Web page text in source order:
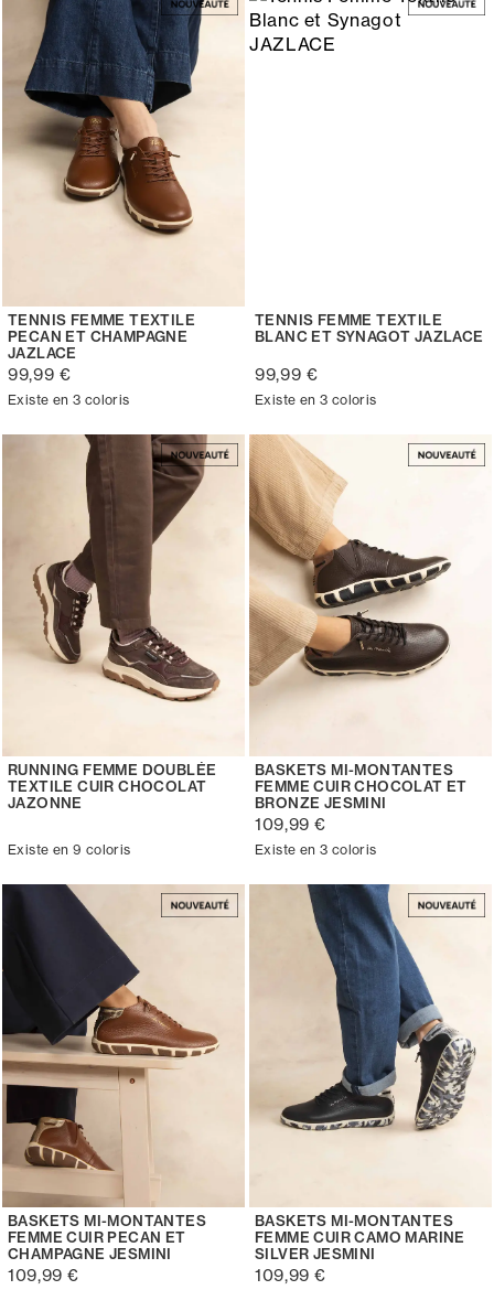
TENNIS FEMME TEXTILE
PECAN ET CHAMPAGNE
JAZLACE
99,99 €
Existe en 3 coloris
TENNIS FEMME TEXTILE
BLANC ET SYNAGOT JAZLACE
99,99 €
Existe en 3 coloris
RUNNING FEMME DOUBLÉE
TEXTILE CUIR CHOCOLAT
JAZONNE
Existe en 9 coloris
BASKETS MI-MONTANTES
FEMME CUIR CHOCOLAT ET
BRONZE JESMINI
109,99 €
Existe en 3 coloris
BASKETS MI-MONTANTES
FEMME CUIR PECAN ET
CHAMPAGNE JESMINI
109,99 €
BASKETS MI-MONTANTES
FEMME CUIR CAMO MARINE
SILVER JESMINI
109,99 €